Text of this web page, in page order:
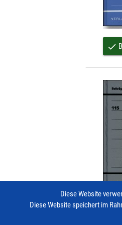
done
done
Diese Website
Diese Website speichert im